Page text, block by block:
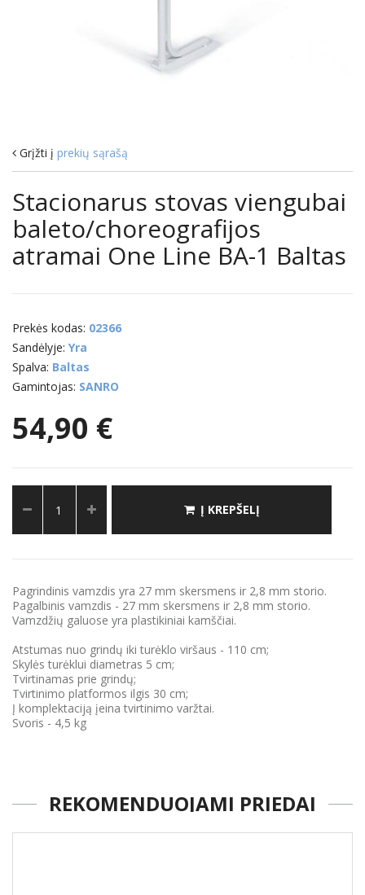
Grįžti į prekių sąrašą
Stacionarus stovas viengubai
baleto/choreografijos
atramai One Line BA-1 Baltas
Prekės kodas: 02366
Sandėlyje: Yra
Spalva: Baltas
Gamintojas: SANRO
54,90 €
Į KREPŠELĮ
Pagrindinis vamzdis yra 27 mm skersmens ir 2,8 mm storio.
Pagalbinis vamzdis - 27 mm skersmens ir 2,8 mm storio.
Vamzdžių galuose yra plastikiniai kamščiai.
Atstumas nuo grindų iki turėklo viršaus - 110 cm;
Skylės turėklui diametras 5 cm;
Tvirtinamas prie grindų;
Tvirtinimo platformos ilgis 30 cm;
Į komplektaciją įeina tvirtinimo varžtai.
Svoris - 4,5 kg
REKOMENDUOJAMI PRIEDAI